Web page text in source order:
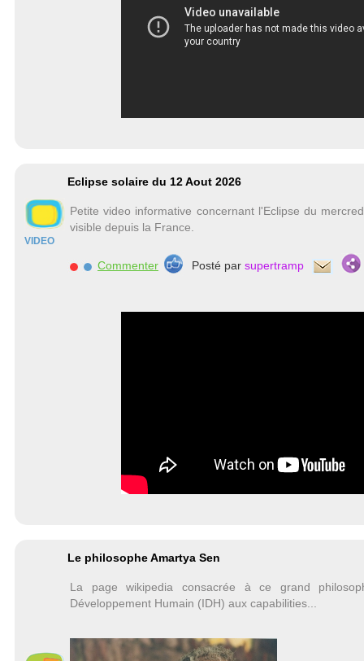
VIDEO
Eclipse solaire du 12 Aout 2026
Petite video informative concernant l'Eclipse du
visible depuis la France.
Commenter Posté par supertramp
Le philosophe Amartya Sen
La page wikipedia consacrée à ce grand
Développement Humain (IDH) aux capabilities...